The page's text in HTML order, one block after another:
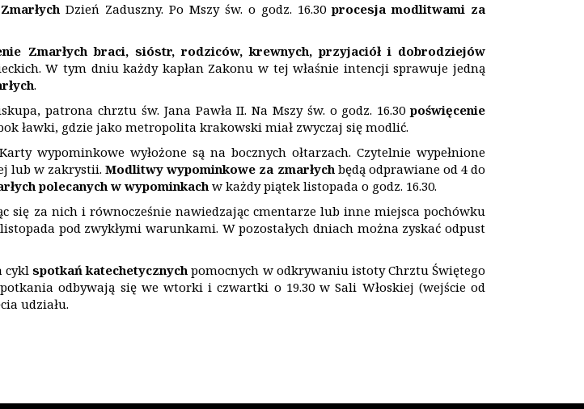
Dzień Zaduszny. Po Mszy św. o godz. 16.30procesja modlitwami za
Zmarłych braci, sióstr, rodziców, krewnych, przyjaciół i dobrodziejów
W tym dniu każdy kapłan Zakonu w tej właśnie intencji sprawuje jedną
.
patrona chrztu św. Jana Pawła II. Na Mszy św. o godz. 16.30poświęcenie
ławki, gdzie jako metropolita krakowski miał zwyczaj się modlić.
wypominkowe wyłożone są na bocznych ołtarzach. Czytelnie wypełnione
lub w zakrystii.Modlitwy wypominkowe za zmarłychbędą odprawiane od 4 do
polecanych w wypominkachw każdy piątek listopada o godz. 16.30.
się za nich i równocześnie nawiedzając cmentarze lub inne miejsca pochówku
pod zwykłymi warunkami. W pozostałych dniach można zyskać odpust
cyklspotkań katechetycznych pomocnych w odkrywaniu istoty Chrztu Świętego
odbywają się we wtorki i czwartki o 19.30 w Sali Włoskiej (wejście od
udziału.